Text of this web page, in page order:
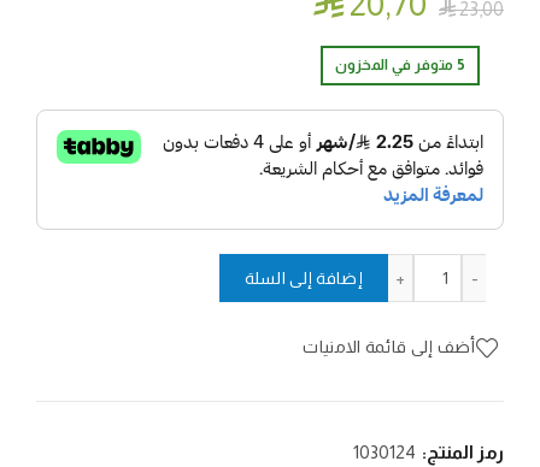
 23٫00
5 متوفر في المخزون
إضافة إلى السلة
أضف إلى قائمة الامنيات
رمز المنتج: 1030124